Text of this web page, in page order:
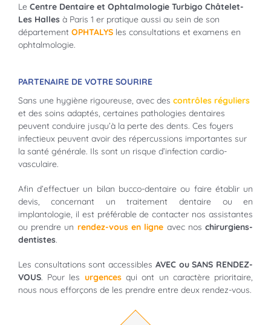
Le Centre Dentaire et Ophtalmologie Turbigo Châtelet-
Les Halles à Paris 1 er pratique aussi au sein de son
département OPHTALYSles consultations et examens en
ophtalmologie.
PARTENAIRE DE VOTRE SOURIRE
Sans une hygiène rigoureuse, avec des contrôles réguliers
et des soins adaptés, certaines pathologies dentaires
peuvent conduire jusqu’à la perte des dents. Ces foyers
infectieux peuvent avoir des répercussions importantes sur
la santé générale. Ils sont un risque d’infection cardio-
vasculaire.
Afin d’effectuer un bilan bucco-dentaire ou faire établir un
devis, concernant un traitement dentaire ou en
implantologie, il est préférable de contacter nos assistantes
ou prendre un rendez-vous en ligne avec noschirurgiens-
dentistes.
Les consultations sont accessibles AVEC ou SANS RENDEZ-
VOUS. Pour les urgencesqui ont un caractère prioritaire,
nous nous efforçons de les prendre entre deux rendez-vous.